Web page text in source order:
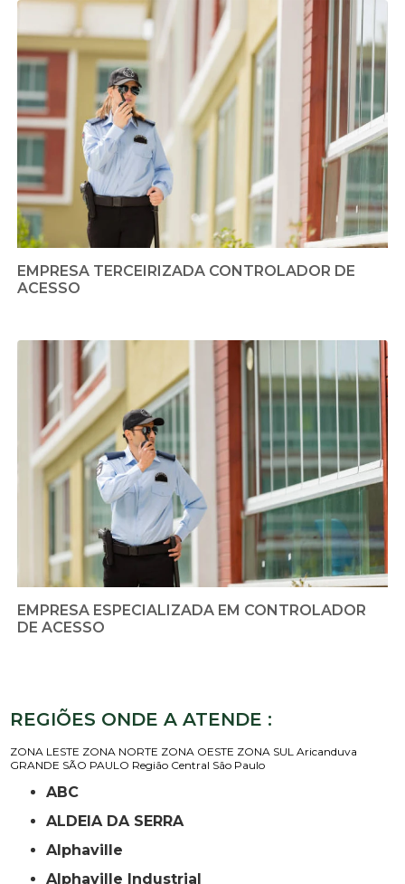
EMPRESA TERCEIRIZADA CONTROLADOR DE
ACESSO
EMPRESA ESPECIALIZADA EM CONTROLADOR
DE ACESSO
REGIÕES ONDE A ATENDE :
ZONA LESTE ZONA NORTE ZONA OESTE ZONA SUL Aricanduva
GRANDE SÃO PAULO Região Central São Paulo
ABC
ALDEIA DA SERRA
Alphaville
Alphaville Industrial